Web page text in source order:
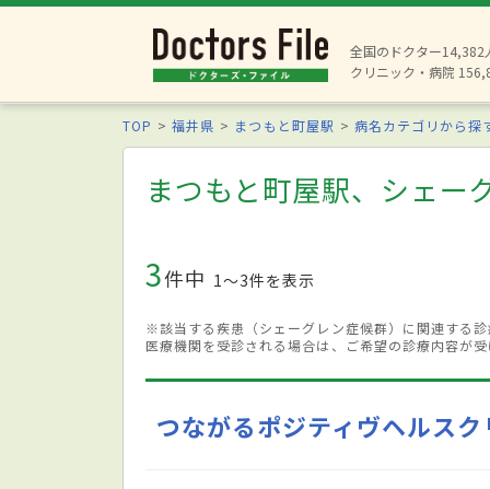
全国のドクター14,382
クリニック・病院
TOP 福井県 まつもと町屋駅 病名カテゴリから探
まつもと町屋駅、シェー
3件中 1〜3件を表示
※該当する疾患（シェーグレン症候群）に関連する
医療機関を受診される場合は、ご希望の診療内容が
つながるポジティヴヘルスク